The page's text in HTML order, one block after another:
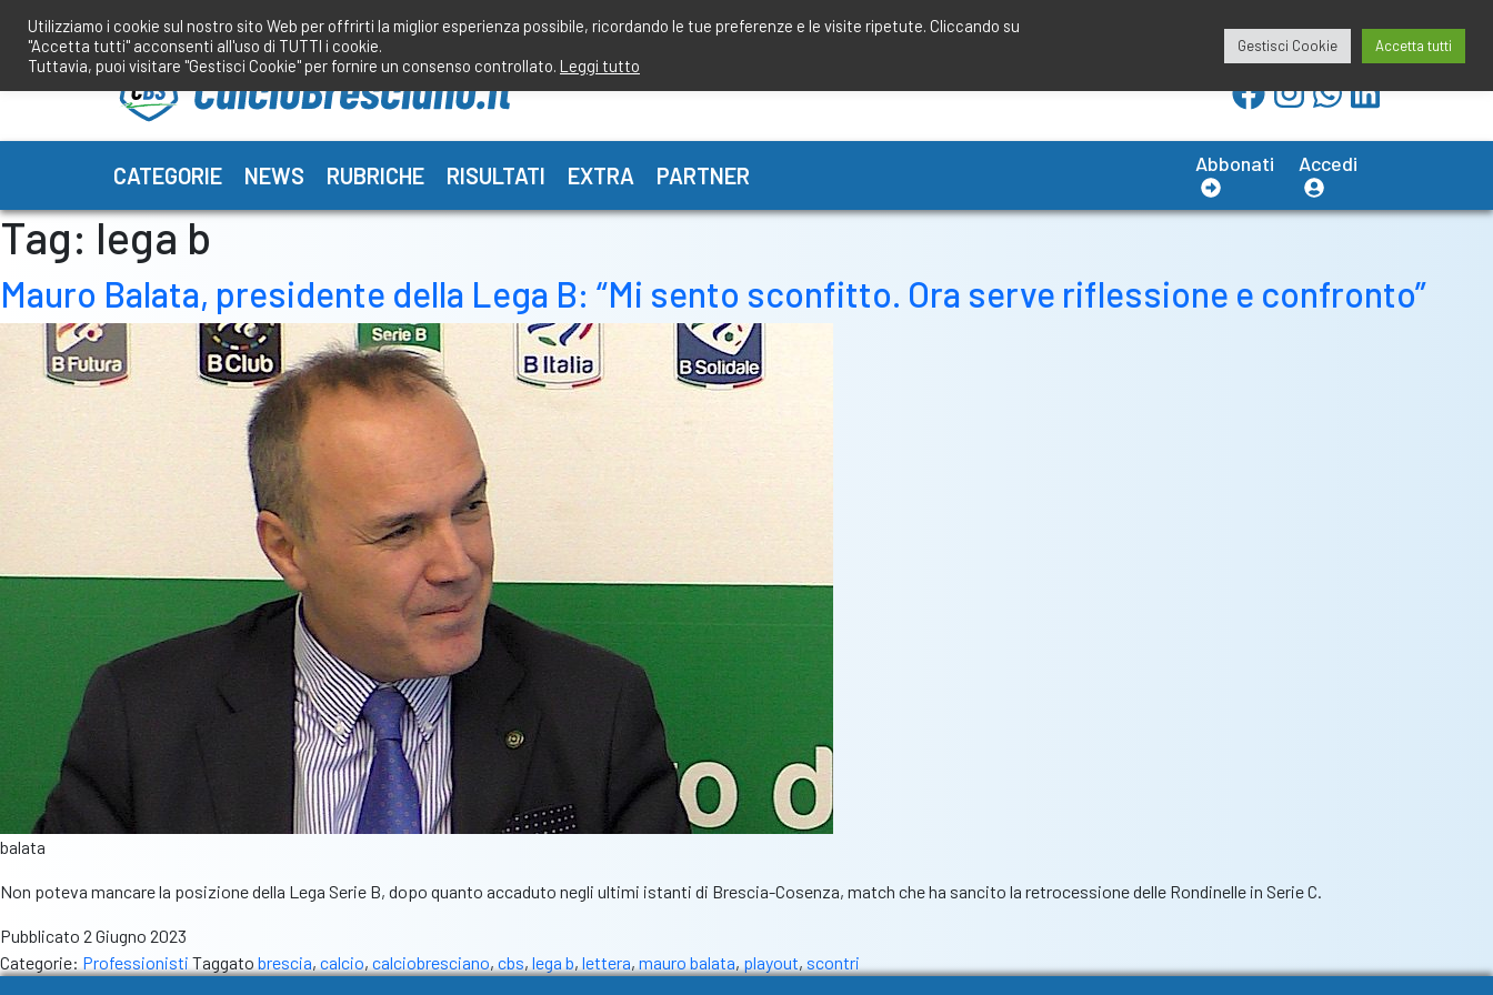
contenuto
redazione@calciobresciano.it
CATEGORIE NEWS RUBRICHE RISULTATI EXTRA PARTNER Abbonati Accedi
Tag: lega b
Mauro Balata, presidente della Lega B: “Mi sento sconfitto. Ora serve riflessione e confronto”
balata
Non poteva mancare la posizione della Lega Serie B, dopo quanto accaduto negli ultimi istanti di Brescia-Cosenza, match che ha sancito la retrocessione delle Rondinelle in Serie C.
Pubblicato 2 Giugno 2023
Categorie: Professionisti Taggato brescia, calcio, calciobresciano, cbs, lega b, lettera, mauro balata, playout, scontri
Utilizziamo i cookie sul nostro sito Web per offrirti la miglior esperienza possibile, ricordando le tue preferenze e le visite ripetute. Cliccando su
"Accetta tutti" acconsenti all'uso di TUTTI i cookie.
Tuttavia, puoi visitare "Gestisci Cookie" per fornire un consenso controllato. Leggi tutto
Gestisci Cookie Accetta tutti